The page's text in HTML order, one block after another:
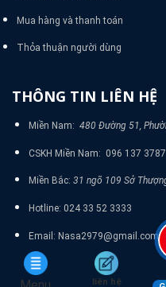
Mua hàng và thanh toán
Thỏa thuận người dùng
THÔNG TIN LIÊN HỆ
Miền Nam: 480 Đường 51,
CSKH Miền Nam: 096 137 3787
Miền Bắc: 31 ngõ 109 Sở
Hotline: 024 33 52 3333
Email: Nasa2979@gmail.com
liên hệ